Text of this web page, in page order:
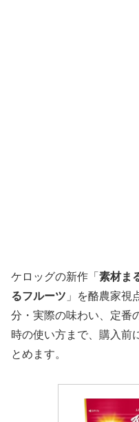
ケロッグの新作「 素材ま
るフルーツ 」を酪農家視
分・実際の味わい、定番
時の使い方まで、購入前
とめます。